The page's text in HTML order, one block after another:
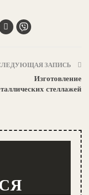
ЗАПИСЬ
Изготовление
стеллажей